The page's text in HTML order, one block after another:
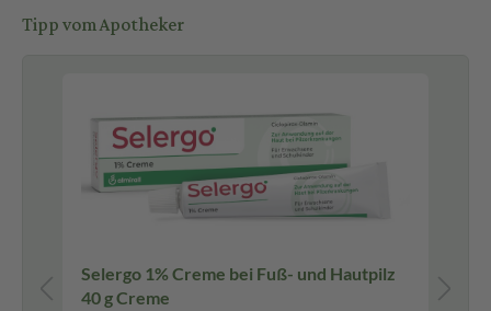
Tipp vom Apotheker
Selergo 1% Creme bei Fuß- und Hautpilz
40 g Creme